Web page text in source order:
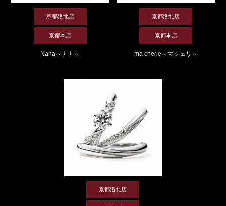
京都洛北店
京都本店
Nana～ナナ～
京都洛北店
京都本店
ma cherie～マシェリ～
京都洛北店